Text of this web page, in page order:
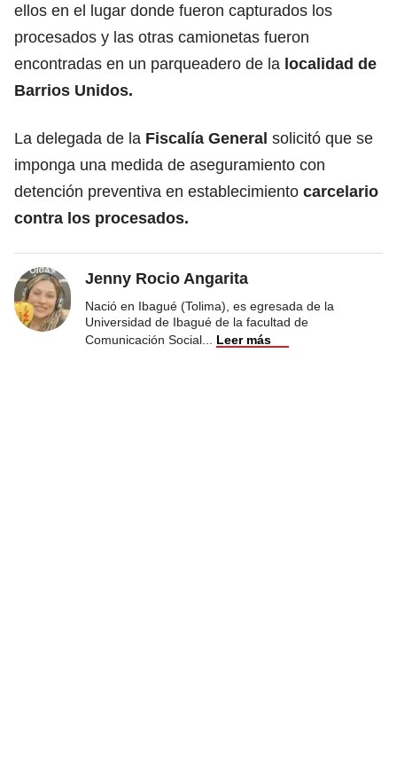
ellos en el lugar donde fueron capturados los
procesados y las otras camionetas fueron
encontradas en un parqueadero de la localidad de
Barrios Unidos.
La delegada de la Fiscalía General solicitó que se
imponga una medida de aseguramiento con
detención preventiva en establecimiento carcelario
contra los procesados.
Jenny Rocio Angarita
Nació en Ibagué (Tolima), es egresada de la
Universidad de Ibagué de la facultad de
Comunicación Social
Leer más